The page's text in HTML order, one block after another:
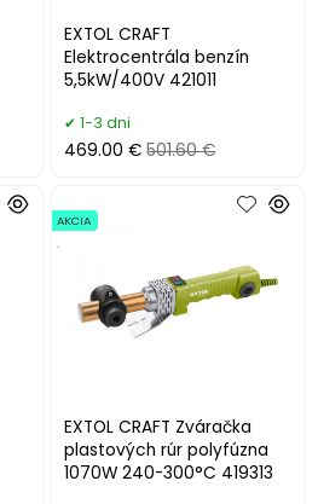
EXTOL CRAFT
Elektrocentrála benzín
5,5kW/400V 421011
1-3 dni
469.00 € 501.60 €
EXTOL CRAFT Zváračka
plastových rúr polyfúzna
1070W 240-300°C 419313
AKCIA
.